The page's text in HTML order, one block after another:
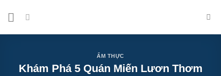
ẨM THỰC
Khám Phá 5 Quán Miến Lươn Thơm